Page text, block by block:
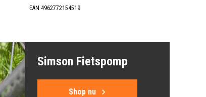
EAN 4962772154519
Simson Fietspomp
Shop nu